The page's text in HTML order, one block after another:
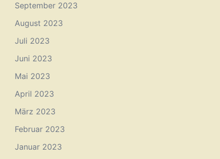
September 2023
August 2023
Juli 2023
Juni 2023
Mai 2023
April 2023
März 2023
Februar 2023
Januar 2023